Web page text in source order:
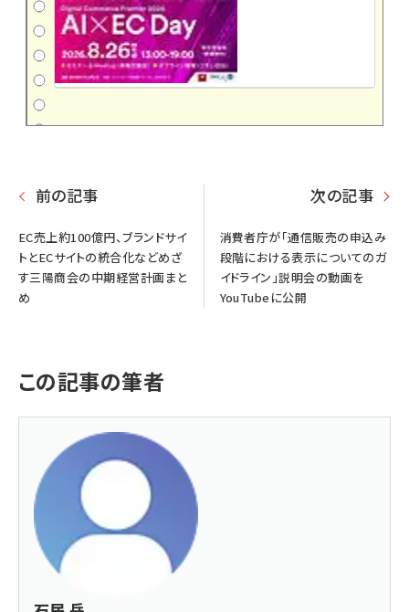
前の記事
EC売上約100億円、ブランドサイ
トとECサイトの統合化などめざ
す三陽商会の中期経営計画まと
め
次の記事
消費者庁が「通信販売の申込み
段階における表示についてのガ
イドライン」説明会の動画を
YouTubeに公開
この記事の筆者